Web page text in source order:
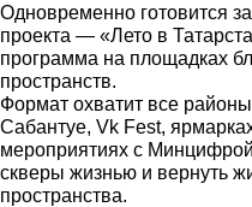
Одновременно готовится
проекта — «Лето в
программа на площадках
пространств.
Формат охватит все
Сабантуе, Vk Fest,
мероприятиях с
скверы жизнью и вернуть
пространства.